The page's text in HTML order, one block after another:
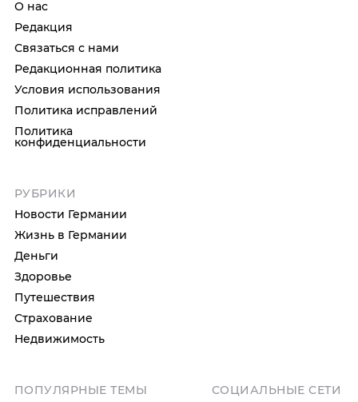
О нас
Редакция
Связаться с нами
Редакционная политика
Условия использования
Политика исправлений
Политика
конфиденциальности
РУБРИКИ
Новости Германии
Жизнь в Германии
Деньги
Здоровье
Путешествия
Страхование
Недвижимость
ПОПУЛЯРНЫЕ ТЕМЫ СОЦИАЛЬНЫЕ СЕТИ